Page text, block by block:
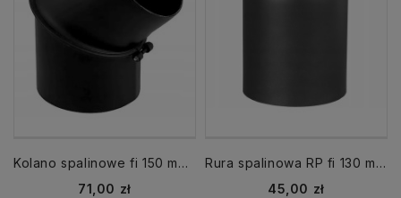
Kolano spalinowe fi 150 mm kąt 45 KNS150/45-CZ2 regulowane
Cena
71,00 zł
Rura spalinowa RP fi 130 mm dł. 250 mm CZ2
Cena
45,00 zł